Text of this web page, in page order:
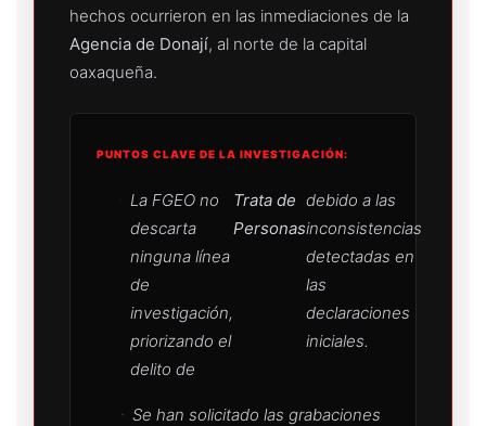
hechos ocurrieron en las inmediaciones de la
Agencia de Donají, al norte de la capital
oaxaqueña.
PUNTOS CLAVE DE LA INVESTIGACIÓN:
La FGEO no
descarta
ninguna línea
de
investigación,
priorizando el
delito de
Trata de
Personas
debido a las
inconsistencias
detectadas en
las
declaraciones
iniciales.
Se han solicitado las grabaciones